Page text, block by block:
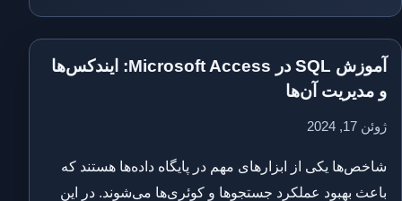
آموزش SQL در Microsoft Access: ایندکس‌ها
و مدیریت آن‌ها
ژوئن 17, 2024
شاخص‌ها یکی از ابزارهای مهم در پایگاه داده‌ها هستند که
باعث بهبود عملکرد جستجوها و کوئری‌ها می‌شوند. در این